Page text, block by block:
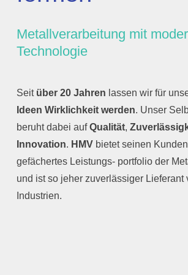
Referenzen
Jobs
Metallverarbeitung mit
Technologie
Seit über 20 Jahren lassen wir für
Ideen Wirklichkeit werden. Unser
beruht dabei aufQualität,
Innovation. HMVbietet seinen
gefächertes Leistungs- portfolio der
und ist so jeher zuverlässiger Lieferant
Industrien.